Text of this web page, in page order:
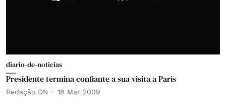
diario-de-noticias
Presidente termina confiante a sua visita a Paris
Redação DN 18 Mar 2009